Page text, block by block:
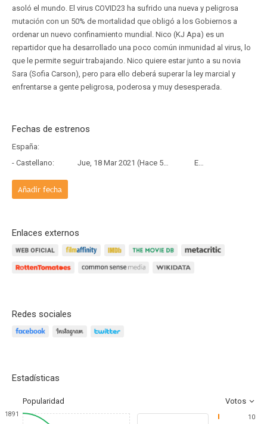
asoló el mundo. El virus COVID23 ha sufrido una nueva y peligrosa
mutación con un 50% de mortalidad que obligó a los Gobiernos a
ordenar un nuevo confinamiento mundial. Nico (KJ Apa) es un
repartidor que ha desarrollado una poco común inmunidad al virus, lo
que le permite seguir trabajando. Nico quiere estar junto a su novia
Sara (Sofia Carson), pero para ello deberá superar la ley marcial y
enfrentarse a gente peligrosa, poderosa y muy desesperada.
Fechas de estrenos
España:
- Castellano:
Jue, 18 Mar 2021 (Hace 5 años y 4 meses) Estreno
Añadir fecha
Enlaces externos
Redes sociales
Estadísticas
Popularidad Votos
1891
10